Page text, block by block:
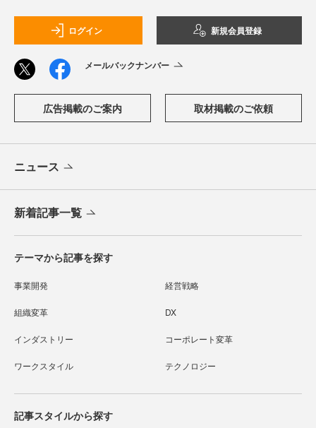
ログイン 新規会員登録
メールバックナンバー
広告掲載のご案内 取材掲載のご依頼
ニュース
新着記事一覧
テーマから記事を探す
事業開発 経営戦略
組織変革 DX
インダストリー コーポレート変革
ワークスタイル テクノロジー
記事スタイルから探す